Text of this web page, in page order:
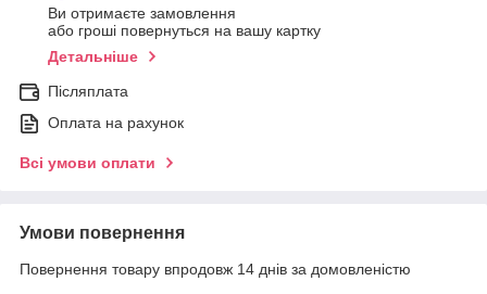
Ви отримаєте замовлення
або гроші повернуться на вашу картку
Детальніше
Післяплата
Оплата на рахунок
Всі умови оплати
Умови повернення
Повернення товару впродовж 14 днів за домовленістю